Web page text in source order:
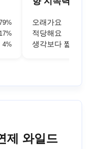
%
17%
4%
오래가요
적당해요
생각보다 짧아요
제 와일드